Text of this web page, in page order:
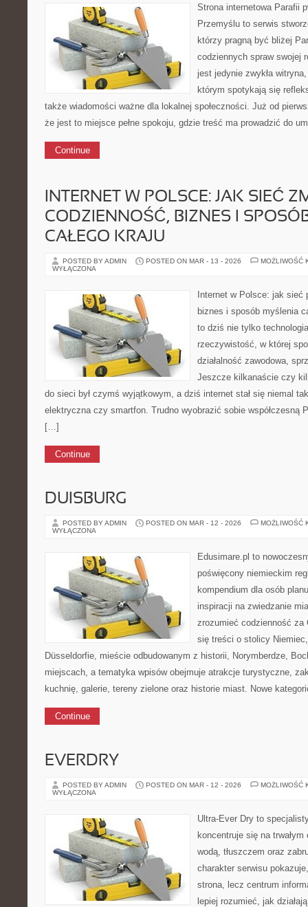
Strona internetowa Parafii
Przemyślu to serwis
którzy pragną być bliżej
codziennych spraw swojej
jest jedynie zwykła
którym spotykają się
także wiadomości ważne dla lokalnej społeczności. Już od
że jest to miejsce pełne spokoju, gdzie treść ma prowadzić do
Continue
INTERNET W POLSCE: JAK SIEĆ
CODZIENNOŚĆ, BIZNES I
CAŁEGO KRAJU
POSTED BY ADMIN POSTED ON MAR - 13 - 2026
MOŻLIWOŚĆ
WYŁĄCZONA
Internet w Polsce: jak sieć
biznes i sposób myślenia
to dziś nie tylko
rzeczywistość, w której
działalność zawodowa,
Jeszcze kilkanaście czy
do sieci był czymś wyjątkowym, a dziś internet stał się niemal
elektryczna czy smartfon. Trudno wyobrazić sobie współczesną
[…]
Continue
DUISBURG
POSTED BY ADMIN POSTED ON MAR - 12 - 2026
MOŻLIWOŚĆ
WYŁĄCZONA
Edusimare.pl to
poświęcony niemieckim
kompendium dla osób
inspiracji na zwiedzanie
zrozumieć codzienność za
się treści o stolicy
Düsseldorfie, mieście odbudowanym z historii, Norymberdze,
miejscach, a tematyka wpisów obejmuje atrakcje turystyczne,
kuchnię, galerie, tereny zielone oraz historie miast. Nowe
Continue
EVERDRY
POSTED BY ADMIN POSTED ON MAR - 12 - 2026
MOŻLIWOŚĆ
WYŁĄCZONA
Ultra-Ever Dry to
koncentruje się na trwałym
wodą, tłuszczem oraz
charakter serwisu
strona, lecz centrum
lepiej rozumieć, jak